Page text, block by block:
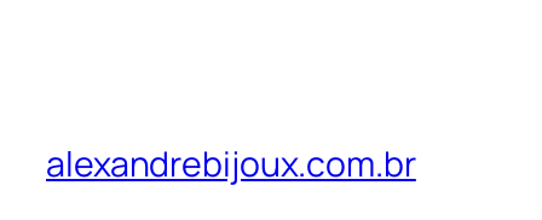
alexandrebijoux.com.br